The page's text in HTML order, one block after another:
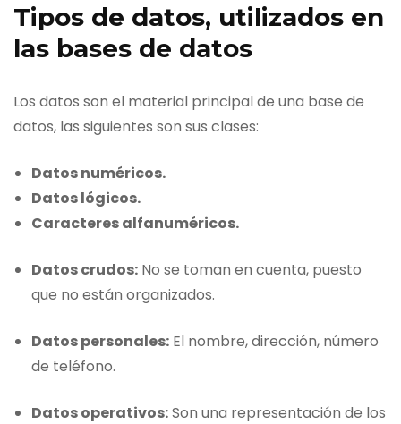
Tipos de datos, utilizados en
las bases de datos
Los datos son el material principal de una base de
datos, las siguientes son sus clases:
Datos numéricos.
Datos lógicos.
Caracteres alfanuméricos.
Datos crudos: No se toman en cuenta, puesto
que no están organizados.
Datos personales: El nombre, dirección, número
de teléfono.
Datos operativos:Son una representación de los